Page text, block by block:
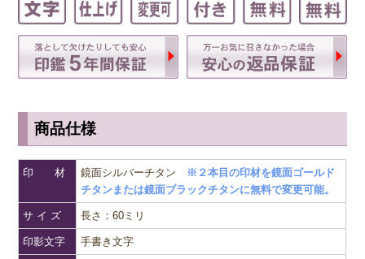
商品仕様
印 材 鏡面シルバーチタン
※２本目の印材を鏡面ゴールド
チタンまたは鏡面ブラックチタンに無料で変更可能。
サ イ ズ 長さ：60ミリ
印影文字 手書き文字